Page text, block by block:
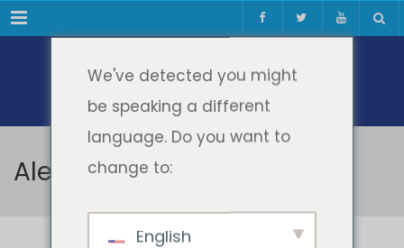
Meniul
Alexandru Luca
We've detected you might
be speaking a different
language. Do you want to
change to:
English